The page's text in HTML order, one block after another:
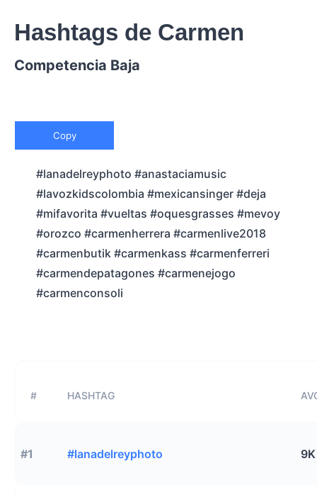
Hashtags de Carmen
Competencia Baja
Copy
#lanadelreyphoto #anastaciamusic
#lavozkidscolombia #mexicansinger #deja
#mifavorita #vueltas #oquesgrasses #mevoy
#orozco #carmenherrera #carmenlive2018
#carmenbutik #carmenkass #carmenferreri
#carmendepatagones #carmenejogo
#carmenconsoli
# HASHTAG
#1 #lanadelreyphoto 9K